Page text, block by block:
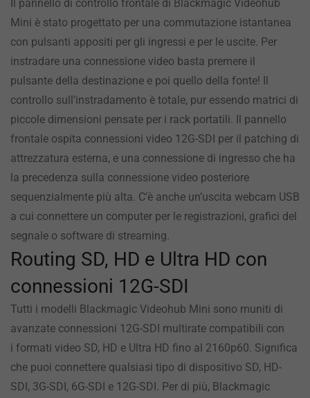
Il pannello di controllo frontale di Blackmagic Videohub
Mini è stato progettato per una commutazione istantanea
con pulsanti appositi per gli ingressi e per le uscite. Per
instradare una connessione video basta premere il
pulsante della destinazione e poi quello della fonte! Il
controllo sull’instradamento è totale, pur essendo matrici di
piccole dimensioni pensate per i rack portatili. Il pannello
frontale ospita connessioni video 12G-SDI per il patching di
attrezzatura esterna, e una connessione di ingresso che ha
la precedenza sulla connessione video posteriore
sequenzialmente più alta. C’è anche un’uscita webcam USB
a cui connettere un computer per le registrazioni, grafici del
segnale o software di streaming.
Routing SD, HD e Ultra HD con
connessioni 12G-SDI
Tutti i modelli Blackmagic Videohub Mini sono muniti di
avanzate connessioni 12G-SDI multirate compatibili con
i formati video SD, HD e Ultra HD fino al 2160p60. Significa
che puoi connettere qualsiasi tipo di dispositivo SD, HD-
SDI, 3G-SDI, 6G-SDI e 12G-SDI. Per di più, Blackmagic